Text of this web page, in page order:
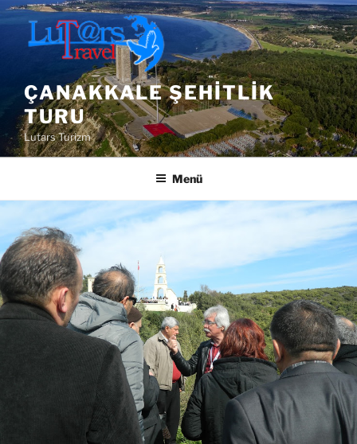
İçeriğe
geç
ÇANAKKALE ŞEHITLIK
TURU
Lutars Turizm
Menü